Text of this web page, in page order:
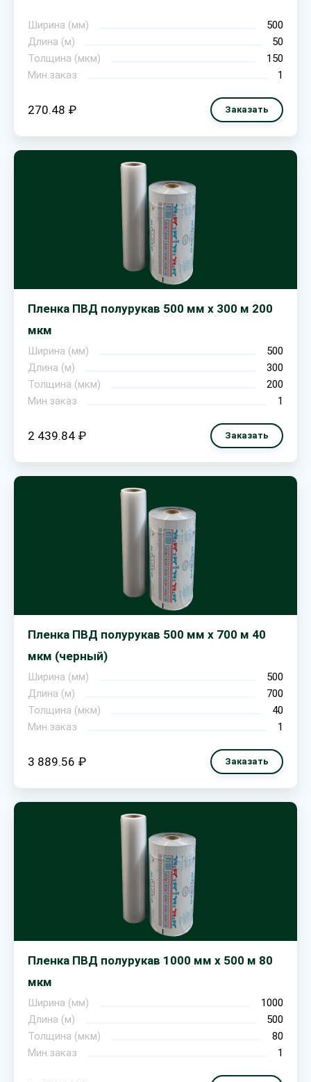
Ширина (мм)
500
Длина (м)
50
Толщина (мкм)
150
Мин.заказ
1
270.48 ₽ Заказать
Пленка ПВД полурукав 500 мм х 300 м 200
мкм
Ширина (мм)
500
Длина (м)
300
Толщина (мкм)
200
Мин.заказ
1
2 439.84 ₽ Заказать
Пленка ПВД полурукав 500 мм х 700 м 40
мкм (черный)
Ширина (мм)
500
Длина (м)
700
Толщина (мкм)
40
Мин.заказ
1
3 889.56 ₽ Заказать
Пленка ПВД полурукав 1000 мм х 500 м 80
мкм
Ширина (мм)
1000
Длина (м)
500
Толщина (мкм)
80
Мин.заказ
1